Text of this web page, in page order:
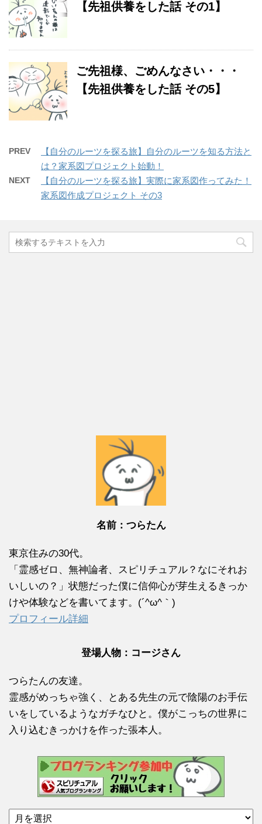
【先祖供養をした話 その1】
ご先祖様、ごめんなさい・・・
【先祖供養をした話 その5】
PREV
【自分のルーツを探る旅】自分のルーツを知る方法と
は？家系図プロジェクト始動！
NEXT
【自分のルーツを探る旅】実際に家系図作ってみた！
家系図作成プロジェクト その3
名前：つらたん
東京住みの30代。
「霊感ゼロ、無神論者、スピリチュアル？なにそれお
いしいの？」状態だった僕に信仰心が芽生えるきっか
けや体験などを書いてます。(´^ω^｀)
プロフィール詳細
登場人物：コージさん
つらたんの友達。
霊感がめっちゃ強く、とある先生の元で陰陽のお手伝
いをしているようなガチなひと。僕がこっちの世界に
入り込むきっかけを作った張本人。
ア